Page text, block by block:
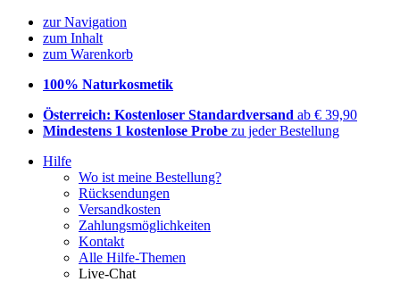
zur Navigation
zum Inhalt
zum Warenkorb
100% Naturkosmetik
Österreich: Kostenloser Standardversand ab € 39,90
Mindestens 1 kostenlose Probe zu jeder Bestellung
Hilfe
Wo ist meine Bestellung?
Rücksendungen
Versandkosten
Zahlungsmöglichkeiten
Kontakt
Alle Hilfe-Themen
Live-Chat